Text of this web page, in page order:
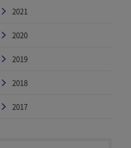
2021
2020
2019
2018
2017